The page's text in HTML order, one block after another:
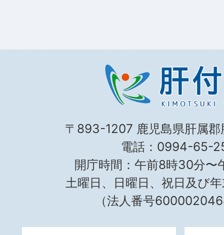
〒893-1207 鹿児島県肝属
電話：0994-65-
開庁時間：午前8時30分〜
土曜日、日曜日、祝日及び
（法人番号